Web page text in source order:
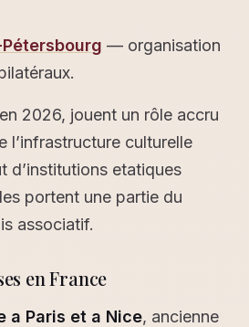
— organisation
2026, jouent un rôle accru
l’infrastructure culturelle
d’institutions etatiques
portent une partie du
associatif.
en France
a Paris et a Nice, ancienne